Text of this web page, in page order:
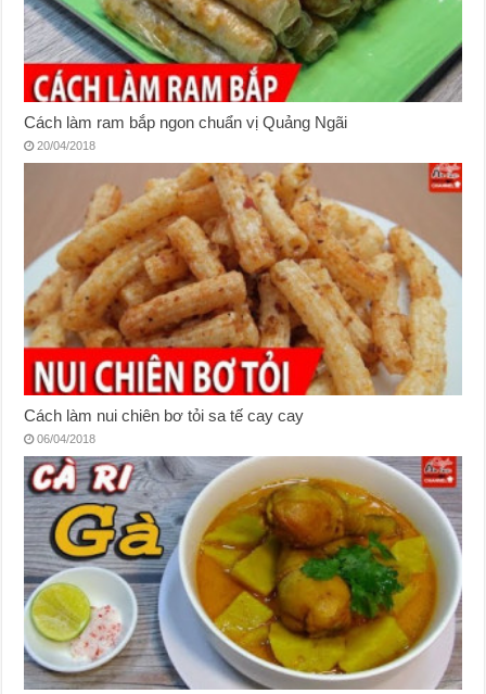
Cách làm ram bắp ngon chuẩn vị Quảng Ngãi
20/04/2018
Cách làm nui chiên bơ tỏi sa tế cay cay
06/04/2018